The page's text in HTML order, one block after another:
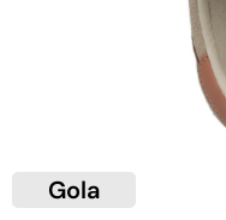
Gola